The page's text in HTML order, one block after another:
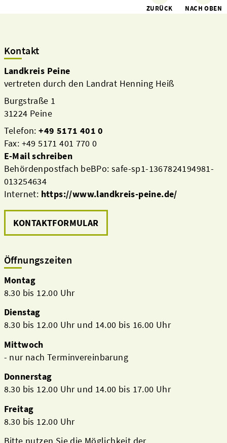
ZURÜCK NACH OBEN
Kontakt
Landkreis Peine
vertreten durch den Landrat Henning Heiß
Burgstraße 1
31224 Peine
Telefon:+49 5171 401 0
Fax: +49 5171 401 770 0
E-Mail schreiben
Behördenpostfach beBPo: safe-sp1-1367824194981-
013254634
Internet: https://www.landkreis-peine.de/
KONTAKTFORMULAR
Öffnungszeiten
Montag
8.30 bis 12.00 Uhr
Dienstag
8.30 bis 12.00 Uhr und 14.00 bis 16.00 Uhr
Mittwoch
- nur nach Terminvereinbarung
Donnerstag
8.30 bis 12.00 Uhr und 14.00 bis 17.00 Uhr
Freitag
8.30 bis 12.00 Uhr